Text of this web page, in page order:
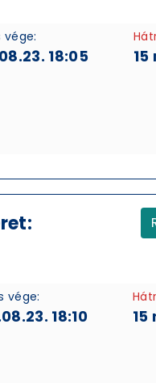
vége:
18:05
vége:
18:10 15